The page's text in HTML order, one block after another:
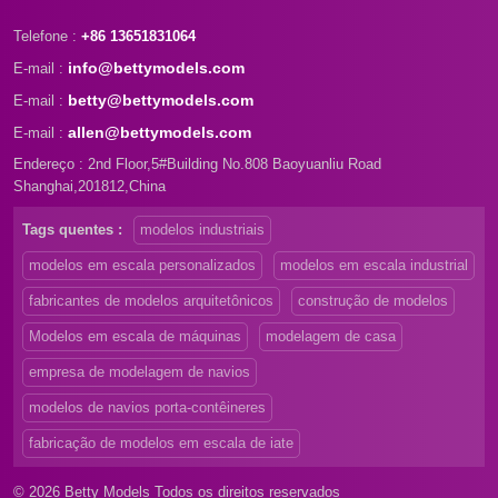
Telefone : +86 13651831064
E-mail : info@bettymodels.com
E-mail : betty@bettymodels.com
E-mail : allen@bettymodels.com
Endereço : 2nd Floor,5#Building No.808 Baoyuanliu Road
Shanghai,201812,China
Tags quentes : modelos industriais
modelos em escala personalizados modelos em escala industrial
fabricantes de modelos arquitetônicos construção de modelos
Modelos em escala de máquinas modelagem de casa
empresa de modelagem de navios
modelos de navios porta-contêineres
fabricação de modelos em escala de iate
© 2026 Betty Models Todos os direitos reservados